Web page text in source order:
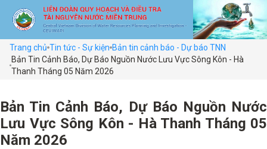
Trang chủ Tin tức - Sự kiện Bản tin cảnh báo - Dự báo TNN
Bản Tin Cảnh Báo, Dự Báo Nguồn Nước Lưu Vực Sông Kôn - Hà
Thanh Tháng 05 Năm 2026
Bản Tin Cảnh Báo, Dự Báo Nguồn Nước
Lưu Vực Sông Kôn - Hà Thanh Tháng 05
Năm 2026